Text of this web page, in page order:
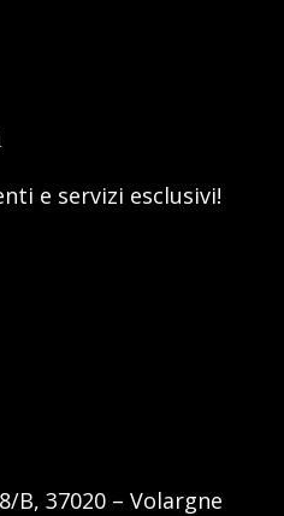
e servizi esclusivi!
B, 37020 – Volargne